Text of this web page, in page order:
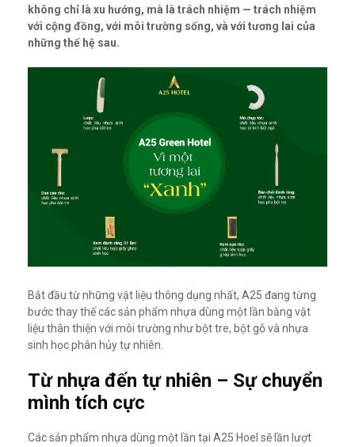
không chỉ là xu hướng, mà là trách nhiệm — trách nhiệm
với cộng đồng, với môi trường sống, và với tương lai của
những thế hệ sau.
Bắt đầu từ những vật liệu thông dụng nhất, A25 đang từng
bước thay thế các sản phẩm nhựa dùng một lần bằng vật
liệu thân thiện với môi trường như bột tre, bột gỗ và nhựa
sinh học phân hủy tự nhiên.
Từ nhựa đến tự nhiên – Sự chuyển
mình tích cực
Các sản phẩm nhựa dùng một lần tại A25 Hoel sẽ lần lượt